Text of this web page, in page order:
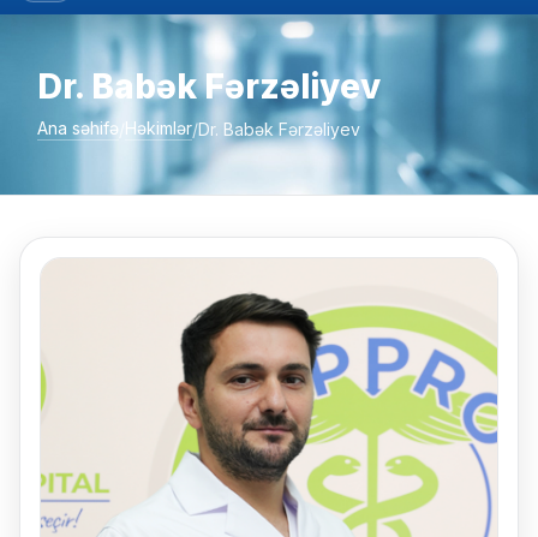
Dr. Babək Fərzəliyev
Ana səhifə Həkimlər/Dr. Babək Fərzəliyev